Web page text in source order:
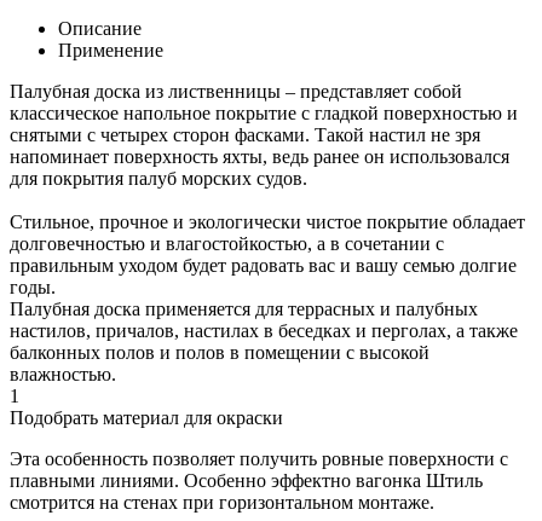
Описание
Применение
Палубная доска из лиственницы – представляет собой
классическое напольное покрытие с гладкой поверхностью и
снятыми с четырех сторон фасками. Такой настил не зря
напоминает поверхность яхты, ведь ранее он использовался
для покрытия палуб морских судов.
Стильное, прочное и экологически чистое покрытие обладает
долговечностью и влагостойкостью, а в сочетании с
правильным уходом будет радовать вас и вашу семью долгие
годы.
Палубная доска применяется для террасных и палубных
настилов, причалов, настилах в беседках и перголах, а также
балконных полов и полов в помещении с высокой
влажностью.
1
Подобрать материал для окраски
Эта особенность позволяет получить ровные поверхности с
плавными линиями. Особенно эффектно вагонка Штиль
смотрится на стенах при горизонтальном монтаже.